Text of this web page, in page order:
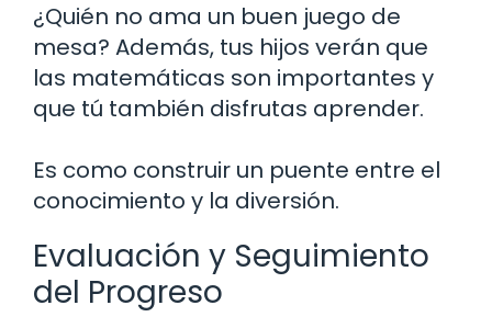
¿Quién no ama un buen juego de
mesa? Además, tus hijos verán que
las matemáticas son importantes y
que tú también disfrutas aprender.
Es como construir un puente entre el
conocimiento y la diversión.
Evaluación y Seguimiento
del Progreso